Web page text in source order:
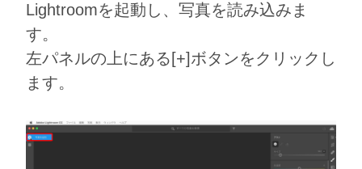
Lightroomを起動し、写真を読み込みま
す。
左パネルの上にある[+]ボタンをクリックし
ます。